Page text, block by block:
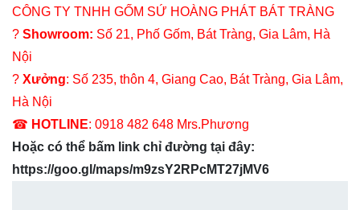
CÔNG TY TNHH GỐM SỨ HOÀNG PHÁT BÁT TRÀNG
? Showroom: Số 21, Phố Gốm, Bát Tràng, Gia Lâm, Hà
Nội
? Xưởng: Số 235, thôn 4, Giang Cao, Bát Tràng, Gia Lâm,
Hà Nội
☎ HOTLINE: 0918 482 648 Mrs.Phương
Hoặc có thể bấm link chỉ đường tại đây:
https://goo.gl/maps/m9zsY2RPcMT27jMV6